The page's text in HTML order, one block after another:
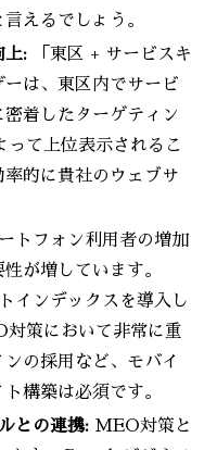
えるでしょう。
上: 「東区 + サービスキ
は、東区内でサービ
着したターゲティン
って上位表示されるこ
的に貴社のウェブサ
トフォン利用者の増加
が増しています。
インデックスを導入し
対策において非常に重
の採用など、モバイ
構築は必須です。
との連携: MEO対策と